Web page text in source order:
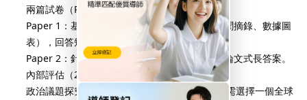
兩篇試卷（Paper 1 & Paper 2）：
Paper 1：基於課程提供的「刺激材料」（如新聞摘錄、數據圖
表），回答短篇問題並撰寫一篇短文。
Paper 2：針對四個核心單元的主題，撰寫兩篇論文式長答案。
內部評估（25%）：
政治議題探究（Engagement Activity）：學生需選擇一個全球